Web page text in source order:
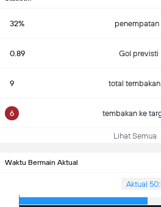
32% penempatan
0.89 Gol previsti
9 total tembakan
6 tembakan ke
Lihat Semua
Waktu Bermain Aktual
Aktual